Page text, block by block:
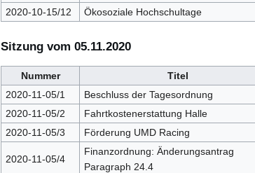
2020-10-15/12 Ökosoziale Hochschultage
Sitzung vom 05.11.2020
Nummer Titel
2020-11-05/1
Beschluss der Tagesordnung
2020-11-05/2
Fahrtkostenerstattung Halle
2020-11-05/3
Förderung UMD Racing
2020-11-05/4
Finanzordnung: Änderungsantrag
Paragraph 24.4